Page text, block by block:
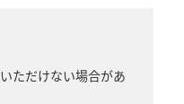
ただけない場合があ